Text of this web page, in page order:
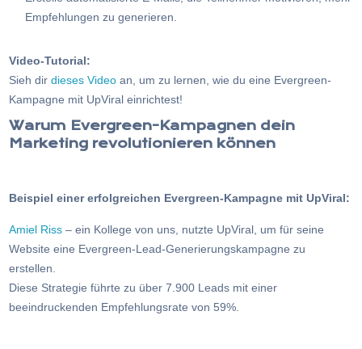
Empfehlungen zu generieren.
Video-Tutorial:
Sieh dir dieses Video an, um zu lernen, wie du eine Evergreen-
Kampagne mit UpViral einrichtest!
Warum Evergreen-Kampagnen dein
Marketing revolutionieren können
Beispiel einer erfolgreichen Evergreen-Kampagne mit UpViral:
Amiel Riss – ein Kollege von uns, nutzte UpViral, um für seine
Website eine Evergreen-Lead-Generierungskampagne zu
erstellen.
Diese Strategie führte zu über 7.900 Leads mit einer
beeindruckenden Empfehlungsrate von 59%.